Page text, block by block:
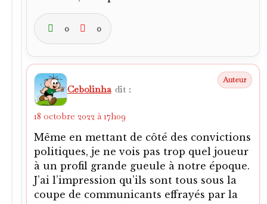
0 0
Cebolinha dit :
18 octobre 2022 à 17h09
Même en mettant de côté des convictions
politiques, je ne vois pas trop quel joueur
à un profil grande gueule à notre époque.
J’ai l’impression qu’ils sont tous sous la
coupe de communicants effrayés par la